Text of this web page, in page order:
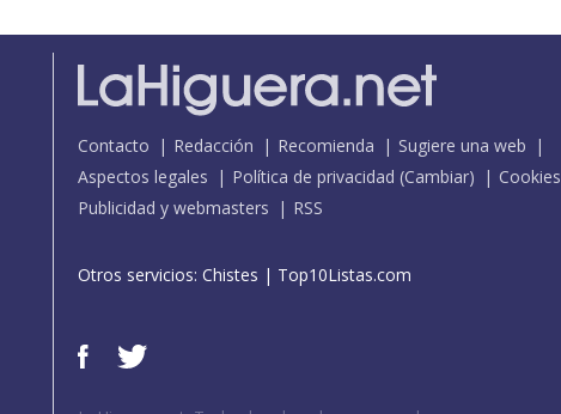
Contacto Redacción Recomienda
Sugiere una web
Aspectos legales
Política de privacidad (Cambiar)
Cookies
Publicidad y webmasters
RSS
Otros servicios: Chistes | Top10Listas.com